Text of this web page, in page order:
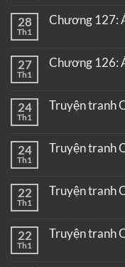
28
Th1
Chương 127:
27
Th1
Chương 126:
24
Th1
Truyện tranh
24
Th1
Truyện tranh
22
Th1
Truyện tranh
22
Th1
Truyện tranh